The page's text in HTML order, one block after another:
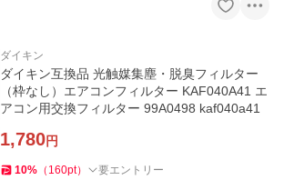
ダイキン
ダイキン互換品 光触媒集塵・脱臭フィルター
（枠なし）エアコンフィルター KAF040A41 エ
アコン用交換フィルター 99A0498 kaf040a41
1,780円
10% （ 160pt） 要エントリー